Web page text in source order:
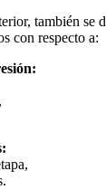
también se
con respecto a: